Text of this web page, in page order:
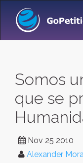
Somos
que se
Nov 25 2010
Alexander